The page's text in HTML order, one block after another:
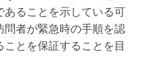
あることを示している可
問者が緊急時の手順を認
とを保証することを目